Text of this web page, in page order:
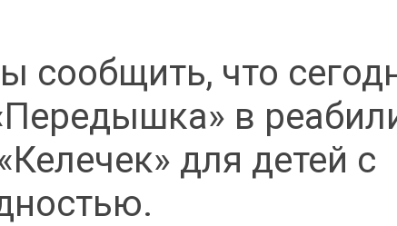
сообщить, что
в
для детей с